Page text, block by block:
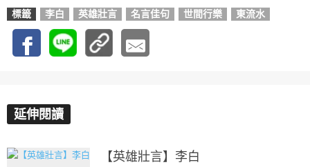
標籤 李白 英雄壯言 名言佳句 世間行樂 東流水
延伸閱讀
【英雄壯言】李白